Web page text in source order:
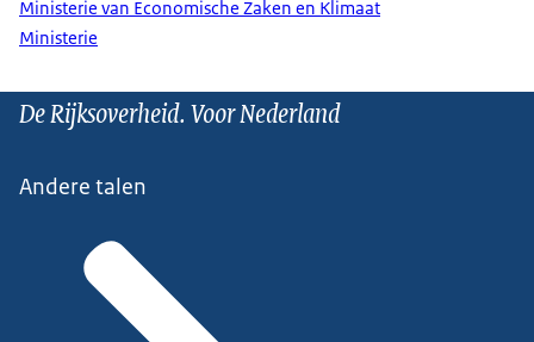
Ministerie van Economische Zaken en Klimaat
Ministerie
De Rijksoverheid. Voor Nederland
Andere talen